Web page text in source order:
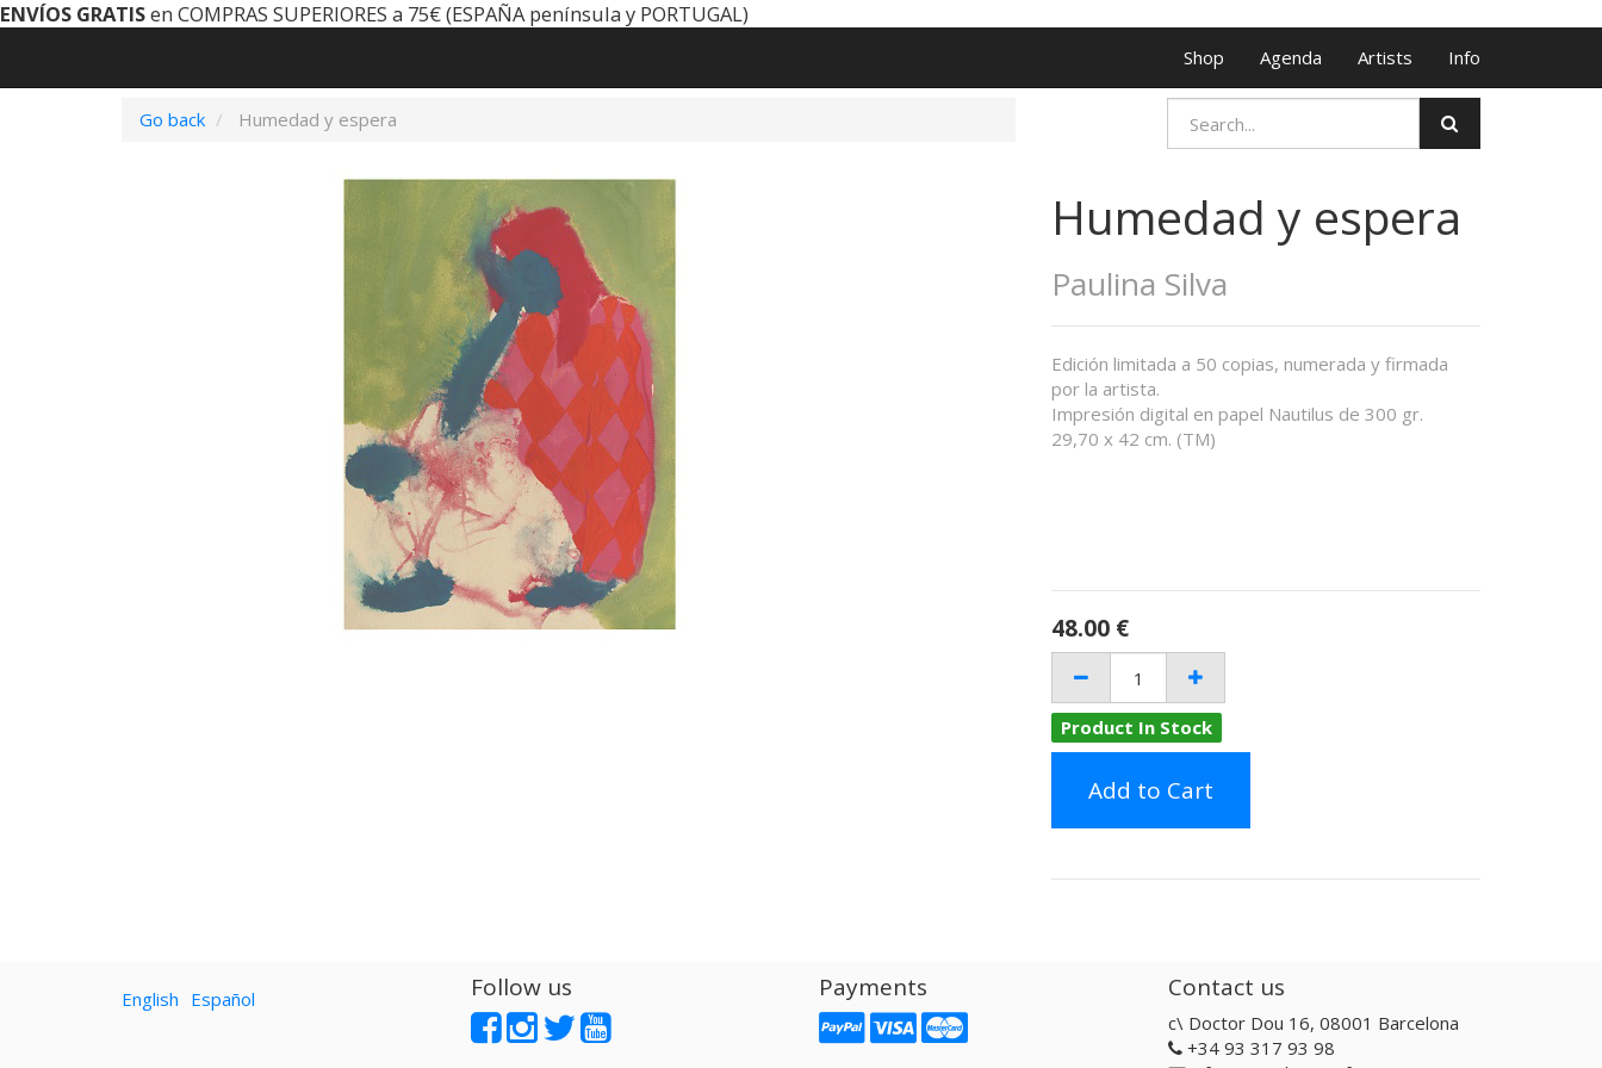
ENVÍOS GRATISen COMPRAS SUPERIORES a 75€ (ESPAÑA península y PORTUGAL)
Shop Agenda Artists Info
Go back Humedad y espera
Humedad y espera
Paulina Silva
Edición limitada a 50 copias, numerada y firmada
por la artista.
Impresión digital en papel Nautilus de 300 gr.
29,70 x 42 cm. (TM)
48.00 €
Product In Stock
Add to Cart
English Español Follow us Payments Contact us
c\ Doctor Dou 16, 08001 Barcelona
+34 93 317 93 98